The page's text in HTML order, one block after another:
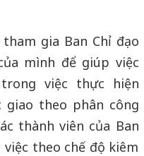
gia Ban Chỉ đạo
mình để giúp việc
việc thực hiện
giao theo phân công
thành viên của Ban
việc theo chế độ kiêm